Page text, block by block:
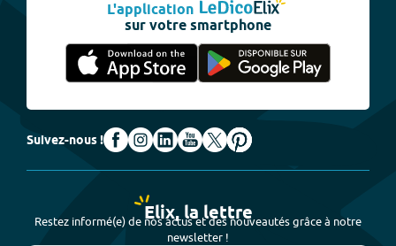
L'application
sur votre smartphone
Suivez-nous !
Elix, la lettre
Restez informé(e) de nos actus et des nouveautés grâce à notre
newsletter !